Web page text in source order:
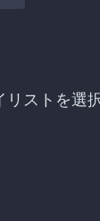
リストを選